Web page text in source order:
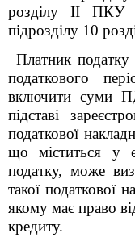
розділу ІІ ПКУ
підрозділу 10
Платник
податкового
включити суми
підставі
податкової
що міститься у
податку, може
такої податкової
якому має право
кредиту.